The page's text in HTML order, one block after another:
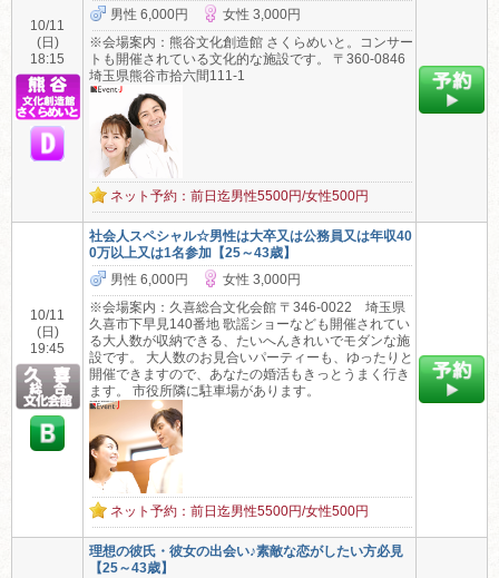
10/11
(日)
18:15
男性 6,000円
女性 3,000円
※会場案内：熊谷文化創造館 さくらめいと。コンサー
トも開催されている文化的な施設です。 〒360-0846
埼玉県熊谷市拾六間111-1
ネット予約：前日迄男性5500円/女性500円
10/11
(日)
19:45
社会人スペシャル☆男性は大卒又は公務員又は年収40
0万以上又は1名参加【25～43歳】
男性 6,000円
女性 3,000円
※会場案内：久喜総合文化会館 〒346-0022 埼玉県
久喜市下早見140番地 歌謡ショーなども開催されてい
る大人数が収納できる、たいへんきれいでモダンな施
設です。 大人数のお見合いパーティーも、ゆったりと
開催できますので、あなたの婚活もきっとうまく行き
ます。 市役所隣に駐車場があります。
ネット予約：前日迄男性5500円/女性500円
理想の彼氏・彼女の出会い♪素敵な恋がしたい方必見
【25～43歳】